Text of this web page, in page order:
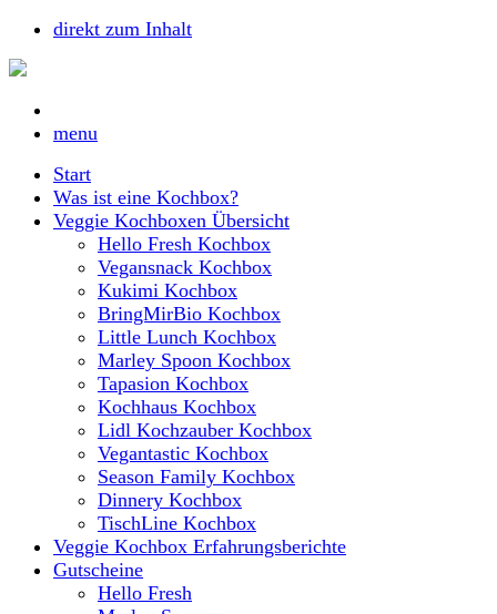
direkt zum Inhalt
menu
Start
Was ist eine Kochbox?
Veggie Kochboxen Übersicht
Hello Fresh Kochbox
Vegansnack Kochbox
Kukimi Kochbox
BringMirBio Kochbox
Little Lunch Kochbox
Marley Spoon Kochbox
Tapasion Kochbox
Kochhaus Kochbox
Lidl Kochzauber Kochbox
Vegantastic Kochbox
Season Family Kochbox
Dinnery Kochbox
TischLine Kochbox
Veggie Kochbox Erfahrungsberichte
Gutscheine
Hello Fresh